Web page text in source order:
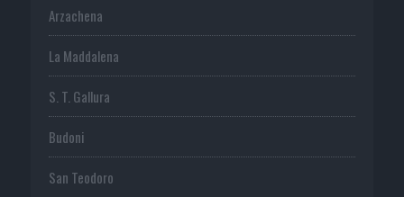
Arzachena
La Maddalena
S. T. Gallura
Budoni
San Teodoro